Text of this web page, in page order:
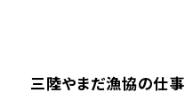
三陸やまだ漁協の仕事